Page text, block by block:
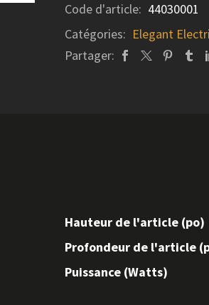
Code d'article: 44030001
Catégories: Elegant
Partager:
Hauteur de l'article (po)
Profondeur de l'article
Puissance (Watts)